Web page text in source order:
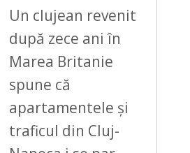
Un clujean revenit
după zece ani în
Marea Britanie
spune că
apartamentele și
traficul din Cluj-